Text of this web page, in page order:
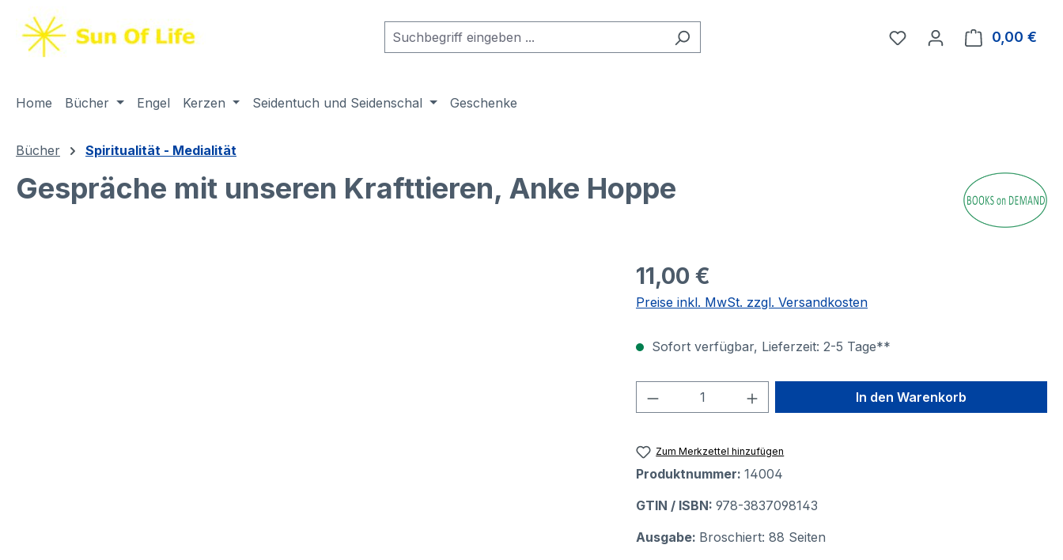
0,00 €
Home Bücher Engel Kerzen Seidentuch und Seidenschal Geschenke
Bücher Spiritualität - Medialität
Gespräche mit unseren Krafttieren, Anke Hoppe
11,00 €
Preise inkl. MwSt. zzgl. Versandkosten
Sofort verfügbar, Lieferzeit: 2-5 Tage**
Produkt Anzahl: Gib den gewünschten Wert
In den Warenkorb
Zum Merkzettel hinzufügen
Produktnummer: 14004
GTIN / ISBN: 978-3837098143
Ausgabe: Broschiert: 88 Seiten